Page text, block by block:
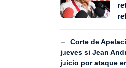
Corte de
jueves si Jean
juicio por ataque